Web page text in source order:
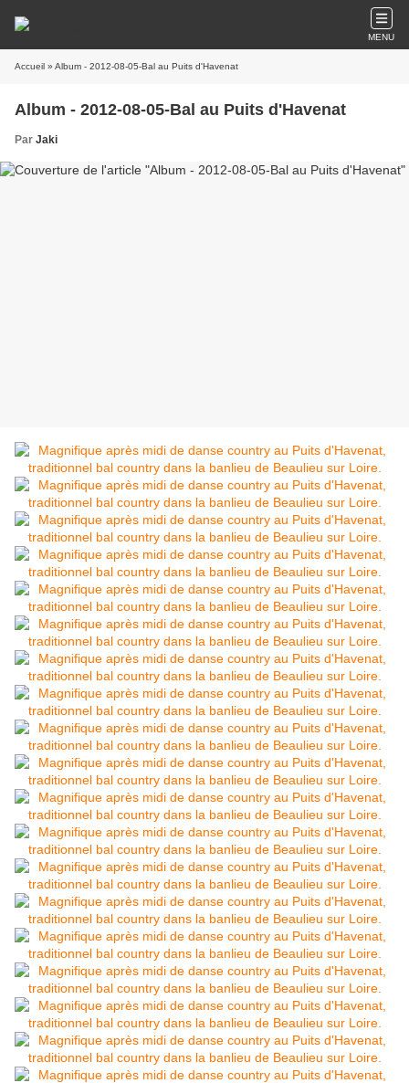
MENU
Accueil » Album - 2012-08-05-Bal au Puits d'Havenat
Album - 2012-08-05-Bal au Puits d'Havenat
Par Jaki